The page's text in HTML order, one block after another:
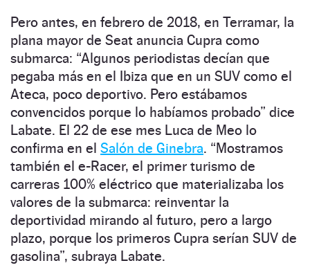
Pero antes, en febrero de 2018, en Terramar, la
plana mayor de Seat anuncia Cupra como
submarca: “Algunos periodistas decían que
pegaba más en el Ibiza que en un SUV como el
Ateca, poco deportivo. Pero estábamos
convencidos porque lo habíamos probado” dice
Labate. El 22 de ese mes Luca de Meo lo
confirma en el Salón de Ginebra. “Mostramos
también el e-Racer, el primer turismo de
carreras 100% eléctrico que materializaba los
valores de la submarca: reinventar la
deportividad mirando al futuro, pero a largo
plazo, porque los primeros Cupra serían SUV de
gasolina”, subraya Labate.